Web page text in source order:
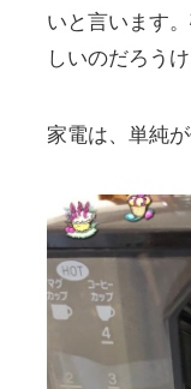
いと言います
しいのだろう
家電は、単純